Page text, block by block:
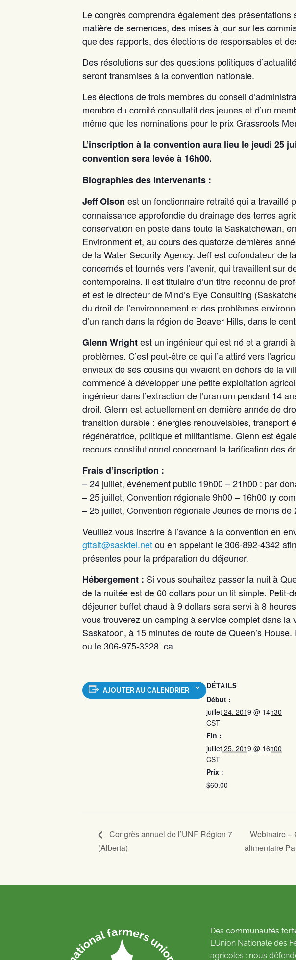
Le congrès comprendra également des
matière de semences, des mises à jour sur les
que des rapports, des élections de responsables et
Des résolutions sur des questions politiques
seront transmises à la convention nationale.
Les élections de trois membres du conseil
membre du comité consultatif des jeunes et d’un
même que les nominations pour le prix Grassroots
L’inscription à la convention aura lieu le jeudi 25
convention sera levée à 16h00.
Biographies des intervenants :
Jeff Olson est un fonctionnaire retraité qui a travaillé
connaissance approfondie du drainage des terres
conservation en poste dans toute la Saskatchewan,
Environment et, au cours des quatorze dernières
de la Water Security Agency. Jeff est cofondateur de
concernés et tournés vers l’avenir, qui travaillent sur
contemporains. Il est titulaire d’un titre reconnu de
et est le directeur de Mind’s Eye Consulting
du droit de l’environnement et des problèmes
d’un ranch dans la région de Beaver Hills, dans le
Glenn Wrightest un ingénieur qui est né et a grandi
problèmes. C’est peut-être ce qui l’a attiré vers
envieux de ses cousins qui vivaient en dehors de la
commencé à développer une petite exploitation
ingénieur dans l’extraction de l’uranium pendant 14
droit. Glenn est actuellement en dernière année de
transition durable : énergies renouvelables, transport
régénératrice, politique et militantisme. Glenn est
recours constitutionnel concernant la tarification des
Frais d’inscription :
– 24 juillet, événement public 19h00 – 21h00 : par
– 25 juillet, Convention régionale 9h00 – 16h00 (y
– 25 juillet, Convention régionale Jeunes de moins
Veuillez vous inscrire à l’avance à la convention en
gttait@sasktel.netou en appelant le 306-892-4342
présentes pour la préparation du déjeuner.
Hébergement : Si vous souhaitez passer la nuit à
de la nuitée est de 60 dollars pour un lit simple.
déjeuner buffet chaud à 9 dollars sera servi à 8
vous trouverez un camping à service complet dans
Saskatoon, à 15 minutes de route de Queen’s
ou le 306-975-3328. ca
AJOUTER AU CALENDRIER
DÉTAILS
Début :
juillet 24, 2019 @ 14h30
CST
Fin :
juillet 25, 2019 @ 16h00
CST
Prix :
$60.00
Congrès annuel de l’UNF Région 7
(Alberta)
Webinaire –
alimentaire
Des communautés
L’Union Nationale des
agricoles : nous